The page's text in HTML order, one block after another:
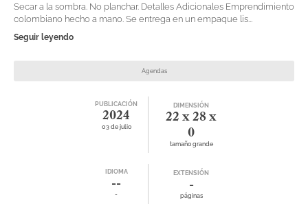
Secar a la sombra. No planchar. Detalles Adicionales Emprendimiento
colombiano hecho a mano. Se entrega en un empaque lis...
Seguir leyendo
Agendas
PUBLICACIÓN
2024
03 de julio
DIMENSIÓN
22 x 28 x
0
tamaño grande
IDIOMA
--
-
EXTENSIÓN
-
páginas